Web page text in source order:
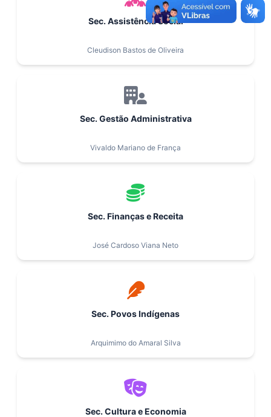
Sec. Assistência Social
Cleudison Bastos de Oliveira
Sec. Gestão Administrativa
Vivaldo Mariano de França
Sec. Finanças e Receita
José Cardoso Viana Neto
Sec. Povos Indígenas
Arquimimo do Amaral Silva
Sec. Cultura e Economia